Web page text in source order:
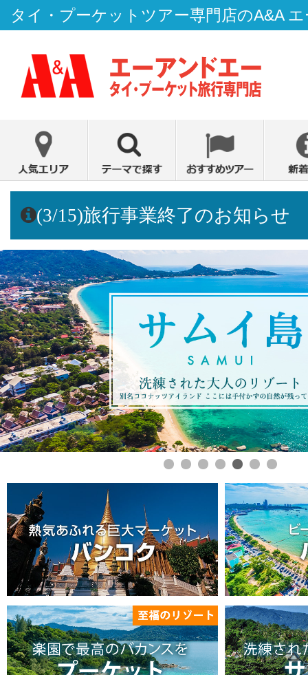
タイ・プーケットツアー専門店のA&A
(3/15)旅行事業終了のお知らせ